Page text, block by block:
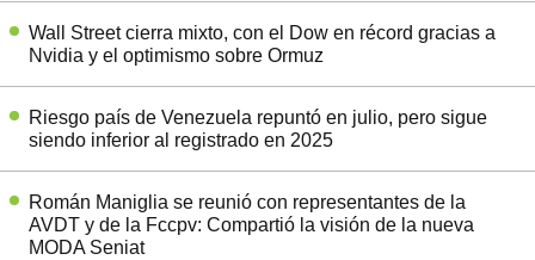
Wall Street cierra mixto, con el Dow en récord gracias a
Nvidia y el optimismo sobre Ormuz
Riesgo país de Venezuela repuntó en julio, pero sigue
siendo inferior al registrado en 2025
Román Maniglia se reunió con representantes de la
AVDT y de la Fccpv: Compartió la visión de la nueva
MODA Seniat